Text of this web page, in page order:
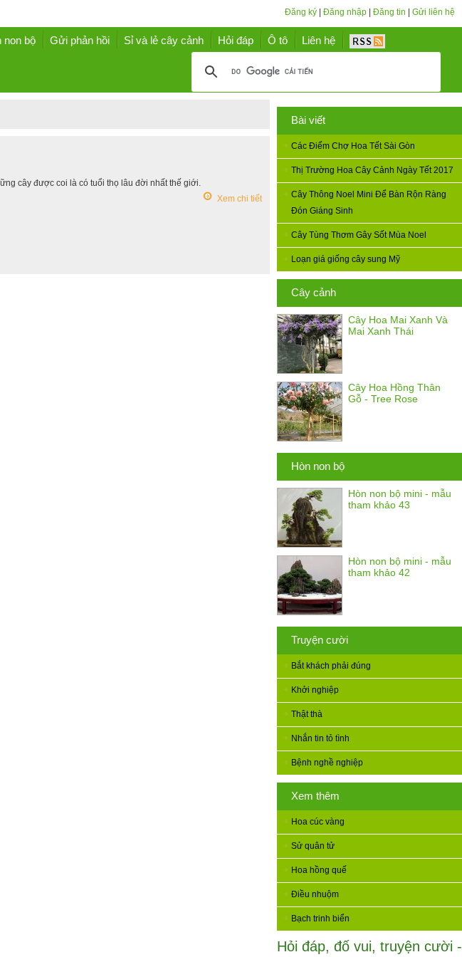
Đăng ký Đăng nhập Đăng tin Gửi liên hệ
non bộ Gửi phản hồi Sỉ và lẻ cây cảnh Hỏi đáp Ô tô Liên hệ
Bài viết
Các Điểm Chợ Hoa Tết Sài Gòn
Thị Trường Hoa Cây Cảnh Ngày Tết 2017
Cây Thông Noel Mini Để Bàn Rộn Ràng
Đón Giáng Sinh
Cây Tùng Thơm Gây Sốt Mùa Noel
Loạn giá giống cây sung Mỹ
Cây cảnh
Cây Hoa Mai Xanh Và
Mai Xanh Thái
Cây Hoa Hồng Thân
Gỗ - Tree Rose
Hòn non bộ
Hòn non bộ mini - mẫu
tham khảo 43
Hòn non bộ mini - mẫu
tham khảo 42
Truyện cười
Bắt khách phải đúng
Khởi nghiệp
Thật thà
Nhắn tin tỏ tình
Bệnh nghề nghiệp
Xem thêm
Hoa cúc vàng
Sử quân tử
Hoa hồng quế
Điều nhuộm
Bạch trinh biển
Hỏi đáp, đố vui, truyện cười -
cây được coi là có tuổi thọ lâu đời nhất thế giới.
Xem chi tiết